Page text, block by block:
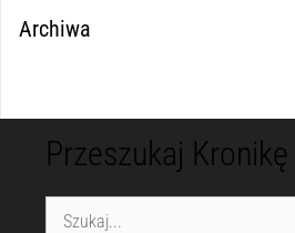
Archiwa
Przeszukaj Kronikę